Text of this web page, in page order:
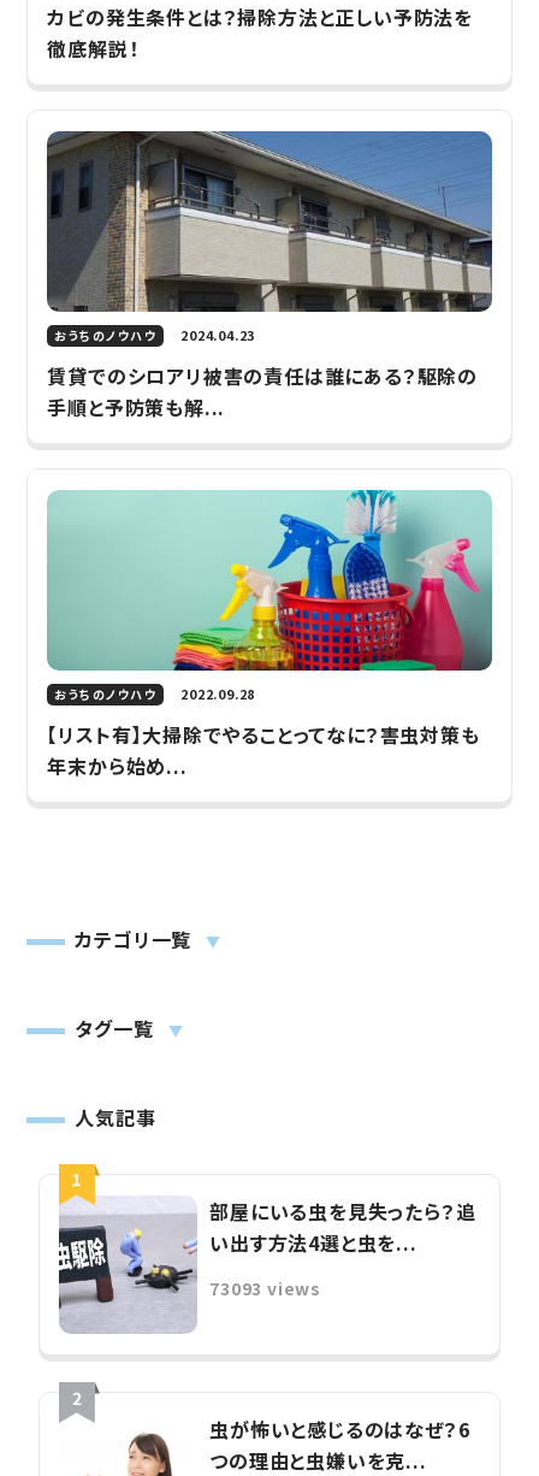
カビの発生条件とは？掃除方法と正しい予防法を
徹底解説！
おうちのノウハウ 2024.04.23
賃貸でのシロアリ被害の責任は誰にある？駆除の
手順と予防策も解...
おうちのノウハウ 2022.09.28
【リスト有】大掃除でやることってなに？害虫対策も
年末から始め...
カテゴリ一覧 ▼
タグ一覧 ▼
人気記事
部屋にいる虫を見失ったら？追
い出す方法4選と虫を...
73093 views
虫が怖いと感じるのはなぜ？6
つの理由と虫嫌いを克...